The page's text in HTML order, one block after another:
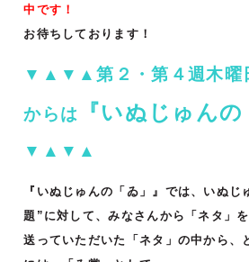
中です！
お待ちしております！
▼▲▼▲第２・第４週木曜
からは 『いぬじゅんの
▼▲▼▲
『いぬじゅんの「ゐ」』では、いぬじ
題”に対して、みなさんから「ネタ」を
送っていただいた「ネタ」の中から、